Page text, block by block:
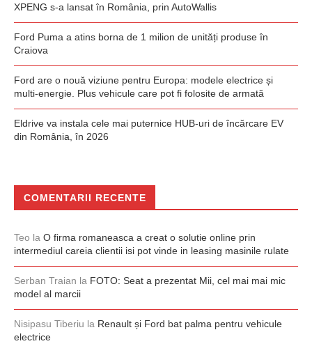
XPENG s-a lansat în România, prin AutoWallis
Ford Puma a atins borna de 1 milion de unități produse în
Craiova
Ford are o nouă viziune pentru Europa: modele electrice și
multi-energie. Plus vehicule care pot fi folosite de armată
Eldrive va instala cele mai puternice HUB-uri de încărcare EV
din România, în 2026
COMENTARII RECENTE
Teo la O firma romaneasca a creat o solutie online prin
intermediul careia clientii isi pot vinde in leasing masinile rulate
Serban Traian la FOTO: Seat a prezentat Mii, cel mai mai mic
model al marcii
Nisipasu Tiberiu la Renault și Ford bat palma pentru vehicule
electrice